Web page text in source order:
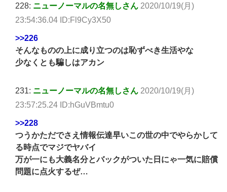
228: ニューノーマルの名無しさん 2020/10/19(月)
23:54:36.04 ID:Fl9Cy3X50
>>226
そんなものの上に成り立つのは恥ずべき生活やな
少なくとも騙しはアカン
231: ニューノーマルの名無しさん 2020/10/19(月)
23:57:25.24 ID:hGuVBmtu0
>>228
つうかただでさえ情報伝達早いこの世の中でやらかして
る時点でマジでヤバイ
万が一にも大義名分とバックがついた日にゃ一気に賠償
問題に点火するぜ…